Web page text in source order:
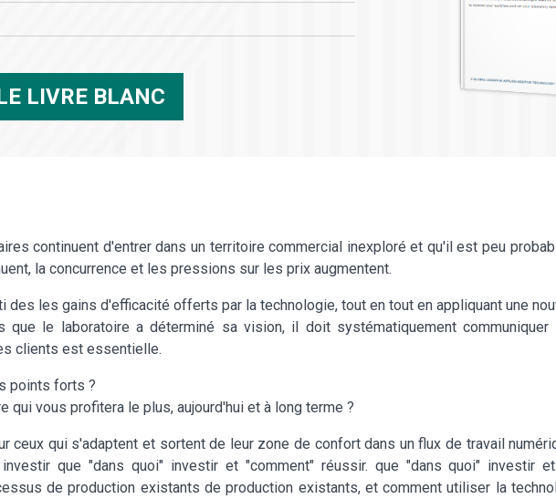
LIVRE BLANC
continuent d'entrer dans un territoire commercial inexploré et qu'il est peu
la concurrence et les pressions sur les prix augmentent.
les gains d'efficacité offerts par la technologie, tout en tout en appliquant une
le laboratoire a déterminé sa vision, il doit systématiquement communiquer
clients est essentielle.
points forts ?
vous profitera le plus, aujourd'hui et à long terme ?
ceux qui s'adaptent et sortent de leur zone de confort dans un flux de travail
que "dans quoi" investir et "comment" réussir. que "dans quoi" investir
de production existants de production existants, et comment utiliser la